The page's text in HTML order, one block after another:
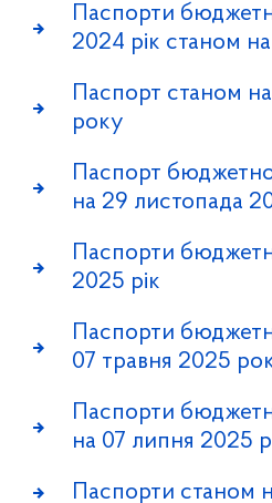
Паспорти
2024 рік станом
Паспорт станом
року
Паспорт
на 29 листопада
Паспорти
2025 рік
Паспорти
07 травня 2025
Паспорти
на 07 липня 2025
Паспорти станом